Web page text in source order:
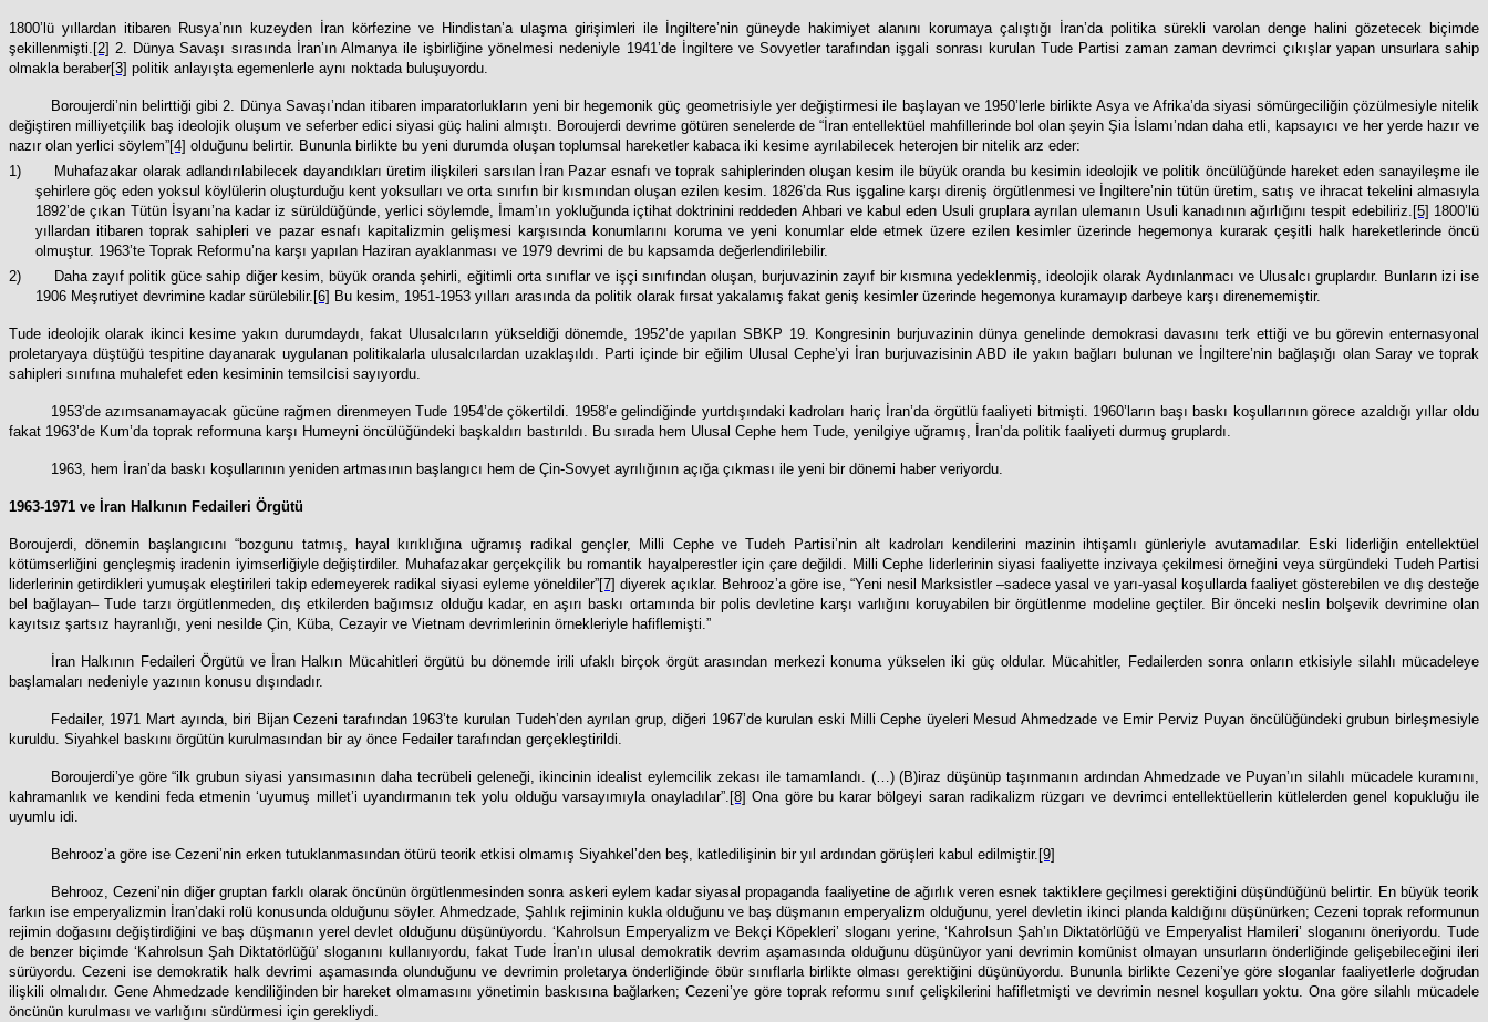
1800’lü yıllardan itibaren Rusya’nın kuzeyden İran körfezine ve Hindistan’a ulaşma girişimleri ile İngiltere’nin güneyde hakimiyet alanını korumaya çalıştığı İran’da politika sürekli varolan denge halini gözetecek biçimde
şekillenmişti. [2] 2. Dünya Savaşı sırasında İran’ın Almanya ile işbirliğine yönelmesi nedeniyle 1941’de İngiltere ve Sovyetler tarafından işgali sonrası kurulan Tude Partisi zaman zaman devrimci çıkışlar yapan unsurlara sahip
olmakla beraber[3] politik anlayışta egemenlerle aynı noktada buluşuyordu.
Boroujerdi’nin belirttiği gibi 2. Dünya Savaşı’ndan itibaren imparatorlukların yeni bir hegemonik güç geometrisiyle yer değiştirmesi ile başlayan ve 1950’lerle birlikte Asya ve Afrika’da siyasi sömürgeciliğin çözülmesiyle nitelik
değiştiren milliyetçilik baş ideolojik oluşum ve seferber edici siyasi güç halini almıştı. Boroujerdi devrime götüren senelerde de “İran entellektüel mahfillerinde bol olan şeyin Şia İslamı’ndan daha etli, kapsayıcı ve her yerde hazır ve
nazır olan yerlici söylem”[4] olduğunu belirtir. Bununla birlikte bu yeni durumda oluşan toplumsal hareketler kabaca iki kesime ayrılabilecek heterojen bir nitelik arz eder:
1)
Muhafazakar olarak adlandırılabilecek dayandıkları üretim ilişkileri sarsılan İran Pazar esnafı ve toprak sahiplerinden oluşan kesim ile büyük oranda bu kesimin ideolojik ve politik öncülüğünde hareket eden sanayileşme ile
şehirlere göç eden yoksul köylülerin oluşturduğu kent yoksulları ve orta sınıfın bir kısmından oluşan ezilen kesim. 1826’da Rus işgaline karşı direniş örgütlenmesi ve İngiltere’nin tütün üretim, satış ve ihracat tekelini almasıyla
1892’de çıkan Tütün İsyanı’na kadar iz sürüldüğünde, yerlici söylemde, İmam’ın yokluğunda içtihat doktrinini reddeden Ahbari ve kabul eden Usuli gruplara ayrılan ulemanın Usuli kanadının ağırlığını tespit edebiliriz. [5] 1800’lü
yıllardan itibaren toprak sahipleri ve pazar esnafı kapitalizmin gelişmesi karşısında konumlarını koruma ve yeni konumlar elde etmek üzere ezilen kesimler üzerinde hegemonya kurarak çeşitli halk hareketlerinde öncü
olmuştur. 1963’te Toprak Reformu’na karşı yapılan Haziran ayaklanması ve 1979 devrimi de bu kapsamda değerlendirilebilir.
2)
Daha zayıf politik güce sahip diğer kesim, büyük oranda şehirli, eğitimli orta sınıflar ve işçi sınıfından oluşan, burjuvazinin zayıf bir kısmına yedeklenmiş, ideolojik olarak Aydınlanmacı ve Ulusalcı gruplardır. Bunların izi ise
1906 Meşrutiyet devrimine kadar sürülebilir. [6] Bu kesim, 1951-1953 yılları arasında da politik olarak fırsat yakalamış fakat geniş kesimler üzerinde hegemonya kuramayıp darbeye karşı direnememiştir.
Tude ideolojik olarak ikinci kesime yakın durumdaydı, fakat Ulusalcıların yükseldiği dönemde, 1952’de yapılan SBKP 19. Kongresinin burjuvazinin dünya genelinde demokrasi davasını terk ettiği ve bu görevin enternasyonal
proletaryaya düştüğü tespitine dayanarak uygulanan politikalarla ulusalcılardan uzaklaşıldı. Parti içinde bir eğilim Ulusal Cephe’yi İran burjuvazisinin ABD ile yakın bağları bulunan ve İngiltere’nin bağlaşığı olan Saray ve toprak
sahipleri sınıfına muhalefet eden kesiminin temsilcisi sayıyordu.
1953’de azımsanamayacak gücüne rağmen direnmeyen Tude 1954’de çökertildi. 1958’e gelindiğinde yurtdışındaki kadroları hariç İran’da örgütlü faaliyeti bitmişti. 1960’ların başı baskı koşullarının görece azaldığı yıllar oldu
fakat 1963’de Kum’da toprak reformuna karşı Humeyni öncülüğündeki başkaldırı bastırıldı. Bu sırada hem Ulusal Cephe hem Tude, yenilgiye uğramış, İran’da politik faaliyeti durmuş gruplardı.
1963, hem İran’da baskı koşullarının yeniden artmasının başlangıcı hem de Çin-Sovyet ayrılığının açığa çıkması ile yeni bir dönemi haber veriyordu.
1963-1971 ve İran Halkının Fedaileri Örgütü
Boroujerdi, dönemin başlangıcını “bozgunu tatmış, hayal kırıklığına uğramış radikal gençler, Milli Cephe ve Tudeh Partisi’nin alt kadroları kendilerini mazinin ihtişamlı günleriyle avutamadılar. Eski liderliğin entellektüel
kötümserliğini gençleşmiş iradenin iyimserliğiyle değiştirdiler. Muhafazakar gerçekçilik bu romantik hayalperestler için çare değildi. Milli Cephe liderlerinin siyasi faaliyette inzivaya çekilmesi örneğini veya sürgündeki Tudeh Partisi
liderlerinin getirdikleri yumuşak eleştirileri takip edemeyerek radikal siyasi eyleme yöneldiler”[7] diyerek açıklar. Behrooz’a göre ise, “Yeni nesil Marksistler –sadece yasal ve yarı-yasal koşullarda faaliyet gösterebilen ve dış desteğe
bel bağlayan– Tude tarzı örgütlenmeden, dış etkilerden bağımsız olduğu kadar, en aşırı baskı ortamında bir polis devletine karşı varlığını koruyabilen bir örgütlenme modeline geçtiler. Bir önceki neslin bolşevik devrimine olan
kayıtsız şartsız hayranlığı, yeni nesilde Çin, Küba, Cezayir ve Vietnam devrimlerinin örnekleriyle hafiflemişti.”
İran Halkının Fedaileri Örgütü ve İran Halkın Mücahitleri örgütü bu dönemde irili ufaklı birçok örgüt arasından merkezi konuma yükselen iki güç oldular. Mücahitler, Fedailerden sonra onların etkisiyle silahlı mücadeleye
başlamaları nedeniyle yazının konusu dışındadır.
Fedailer, 1971 Mart ayında, biri Bijan Cezeni tarafından 1963’te kurulan Tudeh’den ayrılan grup, diğeri 1967’de kurulan eski Milli Cephe üyeleri Mesud Ahmedzade ve Emir Perviz Puyan öncülüğündeki grubun birleşmesiyle
kuruldu. Siyahkel baskını örgütün kurulmasından bir ay önce Fedailer tarafından gerçekleştirildi.
Boroujerdi’ye göre “ilk grubun siyasi yansımasının daha tecrübeli geleneği, ikincinin idealist eylemcilik zekası ile tamamlandı. (…) (B)iraz düşünüp taşınmanın ardından Ahmedzade ve Puyan’ın silahlı mücadele kuramını,
kahramanlık ve kendini feda etmenin ‘uyumuş millet’i uyandırmanın tek yolu olduğu varsayımıyla onayladılar”. [8] Ona göre bu karar bölgeyi saran radikalizm rüzgarı ve devrimci entellektüellerin kütlelerden genel kopukluğu ile
uyumlu idi.
Behrooz’a göre ise Cezeni’nin erken tutuklanmasından ötürü teorik etkisi olmamış Siyahkel’den beş, katledilişinin bir yıl ardından görüşleri kabul edilmiştir. [9]
Behrooz, Cezeni’nin diğer gruptan farklı olarak öncünün örgütlenmesinden sonra askeri eylem kadar siyasal propaganda faaliyetine de ağırlık veren esnek taktiklere geçilmesi gerektiğini düşündüğünü belirtir. En büyük teorik
farkın ise emperyalizmin İran’daki rolü konusunda olduğunu söyler. Ahmedzade, Şahlık rejiminin kukla olduğunu ve baş düşmanın emperyalizm olduğunu, yerel devletin ikinci planda kaldığını düşünürken; Cezeni toprak reformunun
rejimin doğasını değiştirdiğini ve baş düşmanın yerel devlet olduğunu düşünüyordu. ‘Kahrolsun Emperyalizm ve Bekçi Köpekleri’ sloganı yerine, ‘Kahrolsun Şah’ın Diktatörlüğü ve Emperyalist Hamileri’ sloganını öneriyordu. Tude
de benzer biçimde ‘Kahrolsun Şah Diktatörlüğü’ sloganını kullanıyordu, fakat Tude İran’ın ulusal demokratik devrim aşamasında olduğunu düşünüyor yani devrimin komünist olmayan unsurların önderliğinde gelişebileceğini ileri
sürüyordu. Cezeni ise demokratik halk devrimi aşamasında olunduğunu ve devrimin proletarya önderliğinde öbür sınıflarla birlikte olması gerektiğini düşünüyordu. Bununla birlikte Cezeni’ye göre sloganlar faaliyetlerle doğrudan
ilişkili olmalıdır. Gene Ahmedzade kendiliğinden bir hareket olmamasını yönetimin baskısına bağlarken; Cezeni’ye göre toprak reformu sınıf çelişkilerini hafifletmişti ve devrimin nesnel koşulları yoktu. Ona göre silahlı mücadele
öncünün kurulması ve varlığını sürdürmesi için gerekliydi.